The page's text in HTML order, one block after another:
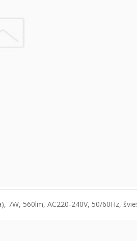
7W, 560lm, AC220-240V, 50/60Hz,